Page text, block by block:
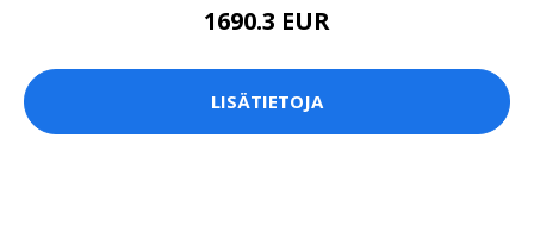
1690.3 EUR
LISÄTIETOJA